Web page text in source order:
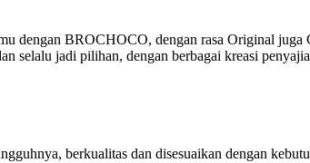
BROCHOCO, dengan rasa Original juga
selalu jadi pilihan, dengan berbagai kreasi
berkualitas dan disesuaikan dengan